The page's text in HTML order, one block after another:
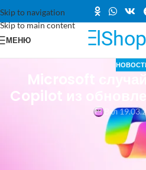
Skip to navigation
Skip to main content
МЕНЮ
Microsoft
Copilot из
Вкл
Windows11
С выходом недавнего обновления